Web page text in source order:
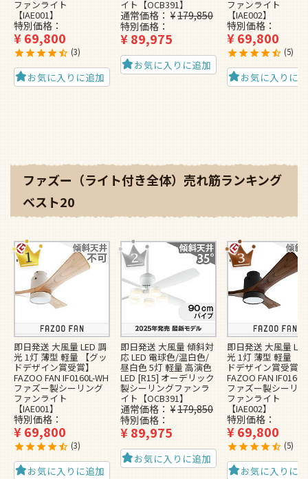
ファンライト
【IAE001】
特別価格
¥69,800
3
お気に入りに追加
イト【OCB391】
通常価格 ¥179,850
特別価格
¥89,975
お気に入りに追加
ファンライト
【IAE002】
特別価格
¥69,800
5
お気に入りに
ファズー（ライト付き全体）売れ筋ランキング
ベスト20
即日発送 大風量 LED 調
光 1灯 薄型 軽量 【グッ
ドデザイン賞受賞】
FAZOO FAN IF0160L-WH
ファズー製シーリング
ファンライト
【IAE001】
特別価格
¥69,800
3
お気に入りに追加
即日発送 大風量 傾斜対
応 LED 電球色/温白色/
昼白色 5灯 軽量 高演色
LED [R15] オーデリック
製シーリングファンラ
イト【OCB391】
通常価格 ¥179,850
特別価格
¥89,975
お気に入りに追加
即日発送 大風量
光 1灯 薄型 軽量 【
ドデザイン賞受賞】
FAZOO FAN
ファズー製シーリ
ファンライト
【IAE002】
特別価格
¥69,800
5
お気に入りに